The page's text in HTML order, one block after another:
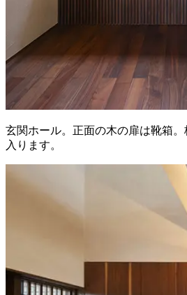
玄関ホール。正面の木の扉は靴箱
入ります。